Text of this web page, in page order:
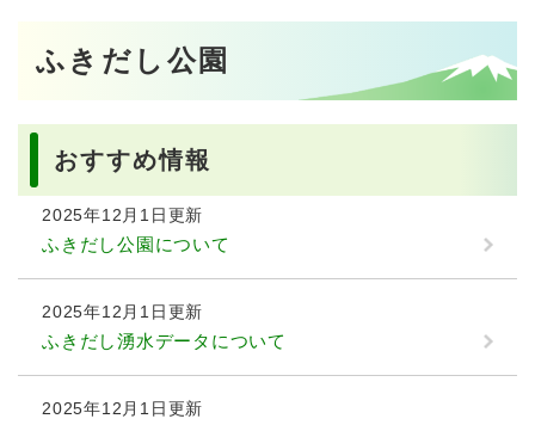
文ふきだし公園
おすすめ情報
2025年12月1日更新
ふきだし公園について
2025年12月1日更新
ふきだし湧水データについて
2025年12月1日更新